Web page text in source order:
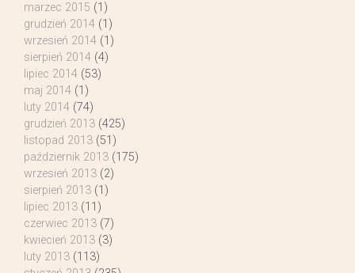
marzec 2015 (1)
grudzień 2014 (1)
wrzesień 2014 (1)
sierpień 2014 (4)
lipiec 2014 (53)
maj 2014 (1)
luty 2014 (74)
grudzień 2013 (425)
listopad 2013 (51)
październik 2013 (175)
wrzesień 2013 (2)
sierpień 2013 (1)
lipiec 2013 (11)
czerwiec 2013 (7)
kwiecień 2013 (3)
luty 2013 (113)